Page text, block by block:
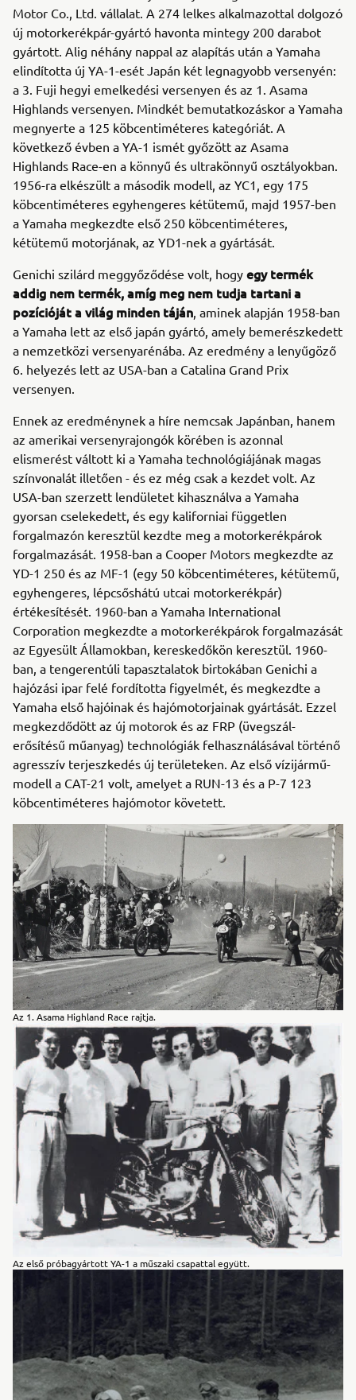
Motor Co., Ltd. vállalat. A 274 lelkes alkalmazottal dolgozó
új motorkerékpár-gyártó havonta mintegy 200 darabot
gyártott. Alig néhány nappal az alapítás után a Yamaha
elindította új YA-1-esét Japán két legnagyobb versenyén:
a 3. Fuji hegyi emelkedési versenyen és az 1. Asama
Highlands versenyen. Mindkét bemutatkozáskor a Yamaha
megnyerte a 125 köbcentiméteres kategóriát. A
következő évben a YA-1 ismét győzött az Asama
Highlands Race-en a könnyű és ultrakönnyű osztályokban.
1956-ra elkészült a második modell, az YC1, egy 175
köbcentiméteres egyhengeres kétütemű, majd 1957-ben
a Yamaha megkezdte első 250 köbcentiméteres,
kétütemű motorjának, az YD1-nek a gyártását.
Genichi szilárd meggyőződése volt, hogy egy termék
addig nem termék, amíg meg nem tudja tartani a
pozícióját a világ minden táján, aminek alapján 1958-ban
a Yamaha lett az első japán gyártó, amely bemerészkedett
a nemzetközi versenyarénába. Az eredmény a lenyűgöző
6. helyezés lett az USA-ban a Catalina Grand Prix
versenyen.
Ennek az eredménynek a híre nemcsak Japánban, hanem
az amerikai versenyrajongók körében is azonnal
elismerést váltott ki a Yamaha technológiájának magas
színvonalát illetően - és ez még csak a kezdet volt. Az
USA-ban szerzett lendületet kihasználva a Yamaha
gyorsan cselekedett, és egy kaliforniai független
forgalmazón keresztül kezdte meg a motorkerékpárok
forgalmazását. 1958-ban a Cooper Motors megkezdte az
YD-1 250 és az MF-1 (egy 50 köbcentiméteres, kétütemű,
egyhengeres, lépcsőshátú utcai motorkerékpár)
értékesítését. 1960-ban a Yamaha International
Corporation megkezdte a motorkerékpárok forgalmazását
az Egyesült Államokban, kereskedőkön keresztül. 1960-
ban, a tengerentúli tapasztalatok birtokában Genichi a
hajózási ipar felé fordította figyelmét, és megkezdte a
Yamaha első hajóinak és hajómotorjainak gyártását. Ezzel
megkezdődött az új motorok és az FRP (üvegszál-
erősítésű műanyag) technológiák felhasználásával történő
agresszív terjeszkedés új területeken. Az első vízijármű-
modell a CAT-21 volt, amelyet a RUN-13 és a P-7 123
köbcentiméteres hajómotor követett.
Az 1. Asama Highland Race rajtja.
Az első próbagyártott YA-1 a műszaki csapattal együtt.